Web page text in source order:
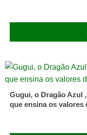
Gugui, o Dragão Azul
que ensina os valores